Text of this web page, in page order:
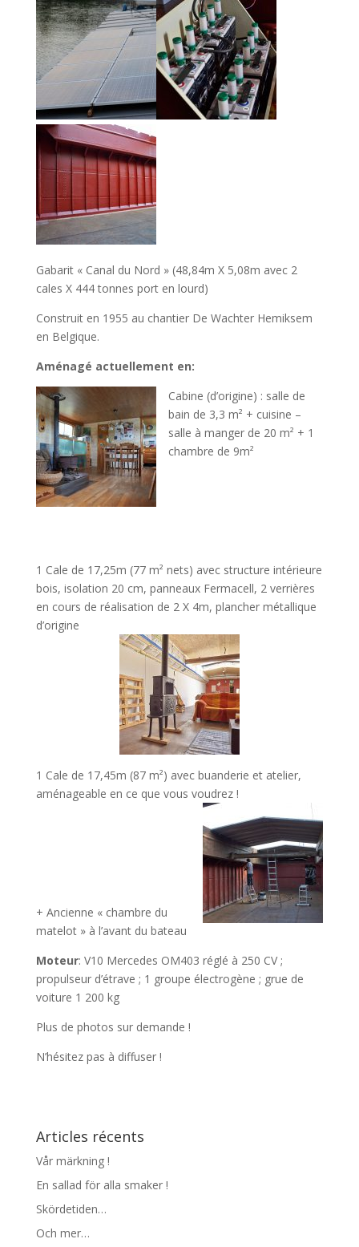
Gabarit « Canal du Nord » (48,84m X 5,08m avec 2
cales X 444 tonnes port en lourd)
Construit en 1955 au chantier De Wachter Hemiksem
en Belgique.
Aménagé actuellement en:
Cabine (d’origine) : salle de
bain de 3,3 m² + cuisine –
salle à manger de 20 m² + 1
chambre de 9m²
1 Cale de 17,25m (77 m² nets) avec structure intérieure
bois, isolation 20 cm, panneaux Fermacell, 2 verrières
en cours de réalisation de 2 X 4m, plancher métallique
d’origine
1 Cale de 17,45m (87 m²) avec buanderie et atelier,
aménageable en ce que vous voudrez !
+ Ancienne « chambre du
matelot » à l’avant du bateau
Moteur: V10 Mercedes OM403 réglé à 250 CV ;
propulseur d’étrave ; 1 groupe électrogène ; grue de
voiture 1 200 kg
Plus de photos sur demande !
N’hésitez pas à diffuser !
Articles récents
Vår märkning !
En sallad för alla smaker !
Skördetiden…
Och mer…